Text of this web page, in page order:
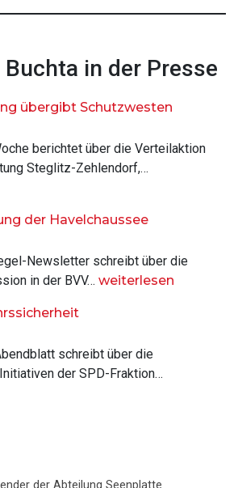
in der Presse
übergibt Schutzwesten
berichtet über die Verteilaktion
Steglitz-Zehlendorf,…
der Havelchaussee
Newsletter schreibt über die
in der BVV… Keine
weiterlesen
schreibt über die
der SPD-Fraktion…
der Abteilung Seenplatte